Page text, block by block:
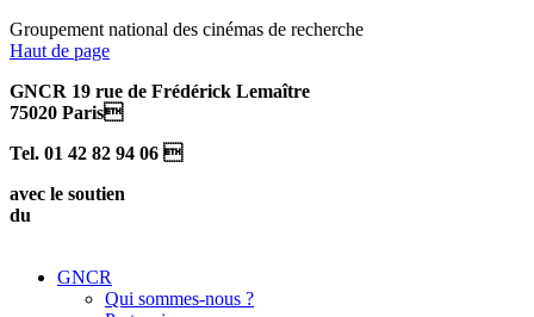
Groupement national des cinémas de recherche
Haut de page
GNCR 19 rue de Frédérick Lemaître
75020 Paris
Tel. 01 42 82 94 06 
avec le soutien
du
GNCR
Qui sommes-nous ?